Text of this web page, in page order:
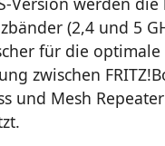
(2,4 und 5
für die optimale
zwischen
und Mesh Repeater